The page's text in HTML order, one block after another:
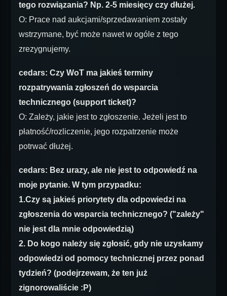
tego rozwiązania? Np. 2-5 miesięcy czy dłużej.
O: Prace nad aukcjami/sprzedawaniem zostały
wstrzymane, być może nawet w ogóle z tego
zrezygnujemy.
cedars: Czy WoT ma jakieś terminy
rozpatrywania zgłoszeń do wsparcia
technicznego (support ticket)?
O: Zależy, jakie jest to zgłoszenie. Jeżeli jest to
płatność/rozliczenie, jego rozpatrzenie może
potrwać dłużej.
cedars: Bez urazy, ale nie jest to odpowiedź na
moje pytanie. W tym przypadku:
1.Czy są jakieś priorytety dla odpowiedzi na
zgłoszenia do wsparcia technicznego? ("zależy"
nie jest dla mnie odpowiedzią)
2. Do kogo należy się zgłosić, gdy nie uzyskamy
odpowiedzi od pomocy technicznej przez ponad
tydzień? (podejrzewam, że ten już
zignorowaliście :P)